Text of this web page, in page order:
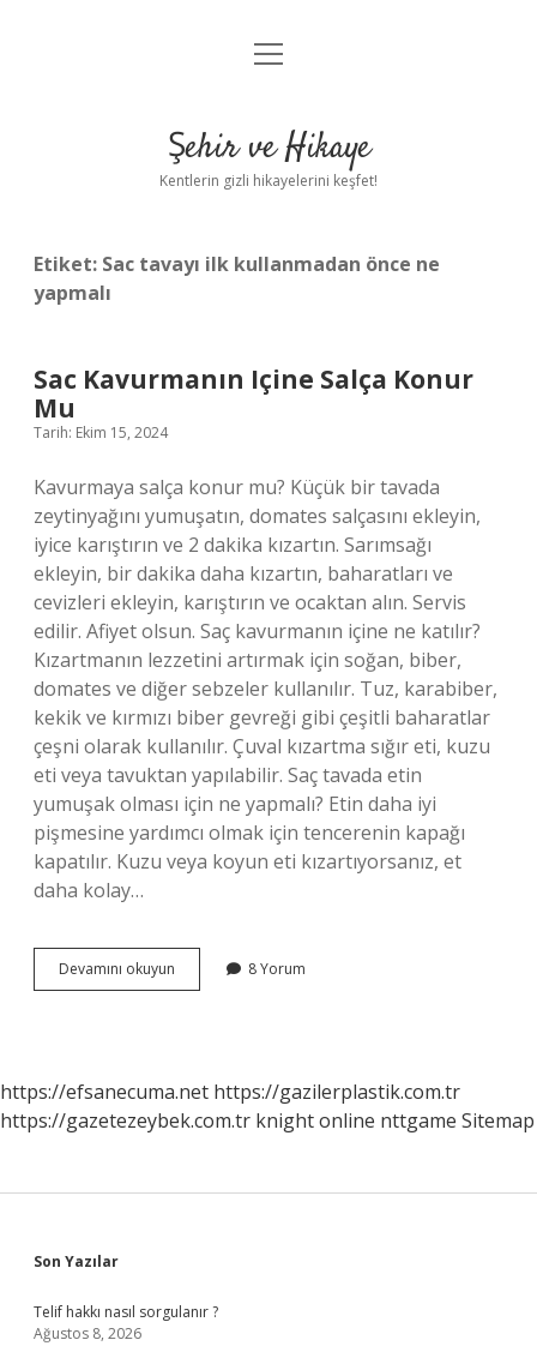
Anasayfa
Yasal Uyarı
menüyü
Şehir ve Hikaye
Kentlerin gizli hikayelerini keşfet!
Etiket: Sac tavayı ilk kullanmadan önce ne
yapmalı
Sac Kavurmanın Içine Salça Konur
Mu
Tarih: Ekim 15, 2024
Kavurmaya salça konur mu? Küçük bir tavada
zeytinyağını yumuşatın, domates salçasını ekleyin,
iyice karıştırın ve 2 dakika kızartın. Sarımsağı
ekleyin, bir dakika daha kızartın, baharatları ve
cevizleri ekleyin, karıştırın ve ocaktan alın. Servis
edilir. Afiyet olsun. Saç kavurmanın içine ne katılır?
Kızartmanın lezzetini artırmak için soğan, biber,
domates ve diğer sebzeler kullanılır. Tuz, karabiber,
kekik ve kırmızı biber gevreği gibi çeşitli baharatlar
çeşni olarak kullanılır. Çuval kızartma sığır eti, kuzu
eti veya tavuktan yapılabilir. Saç tavada etin
yumuşak olması için ne yapmalı? Etin daha iyi
pişmesine yardımcı olmak için tencerenin kapağı
kapatılır. Kuzu veya koyun eti kızartıyorsanız, et
daha kolay…
Devamını okuyun
Kavurmanın
8 Yorum
https://efsanecuma.net https://gazilerplastik.com.tr
https://gazetezeybek.com.tr knight online nttgame Sitemap
Sidebar
Son Yazılar
Telif hakkı nasıl sorgulanır ?
Ağustos 8, 2026